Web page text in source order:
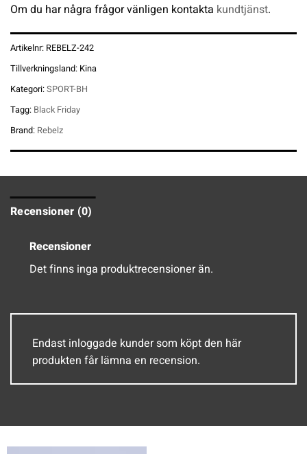
Om du har några frågor vänligen kontakta kundtjänst.
Artikelnr: REBELZ-242
Tillverkningsland: Kina
Kategori:SPORT-BH
Tagg: Black Friday
Brand: Rebelz
Recensioner (0)
Recensioner
Det finns inga produktrecensioner än.
Endast inloggade kunder som köpt den här
produkten får lämna en recension.